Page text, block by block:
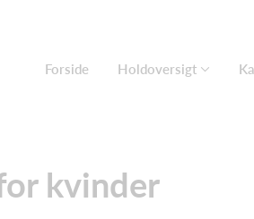
Forside Holdoversigt
kvinder